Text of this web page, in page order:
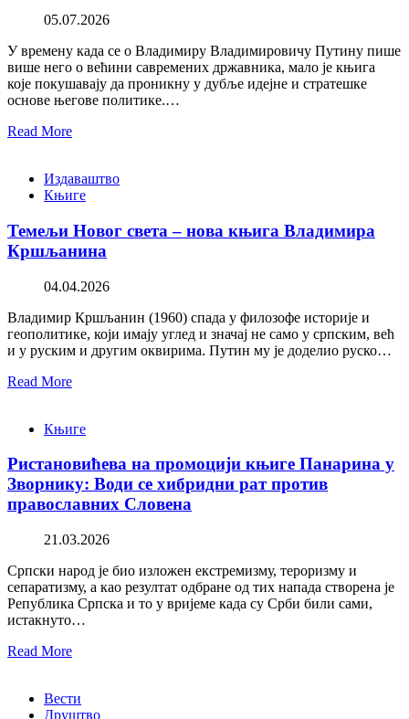
05.07.2026
У времену када се о Владимиру Владимировичу Путину пише
више него о већини савремених државника, мало је књига
које покушавају да проникну у дубље идејне и стратешке
основе његове политике.…
Read More
Издаваштво
Књиге
Темељи Новог света – нова књига Владимира
Кршљанина
04.04.2026
Владимир Кршљанин (1960) спада у филозофе историје и
геополитике, који имају углед и значај не само у српским, већ
и у руским и другим оквирима. Путин му је доделио руско…
Read More
Књиге
Ристановићева на промоцији књиге Панарина у
Зворнику: Води се хибридни рат против
православних Словена
21.03.2026
Српски народ је био изложен екстремизму, тероризму и
сепаратизму, а као резултат одбране од тих напада створена је
Република Српска и то у вријеме када су Срби били сами,
истакнуто…
Read More
Вести
Друштво